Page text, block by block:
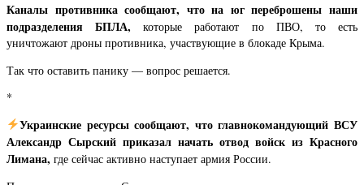
Каналы противника сообщают, что на юг переброшены наши
подразделения БПЛА, которые работают по ПВО, то есть
уничтожают дроны противника, участвующие в блокаде Крыма.
Так что оставить панику — вопрос решается.
*
Украинские ресурсы сообщают, что главнокомандующий ВСУ
Александр Сырский приказал начать отвод войск из Красного
Лимана, где сейчас активно наступает армия России.